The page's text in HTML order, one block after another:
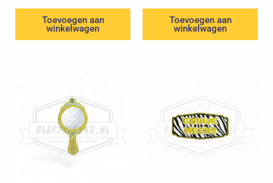
Toevoegen aan
winkelwagen
Toevoegen aan
winkelwagen